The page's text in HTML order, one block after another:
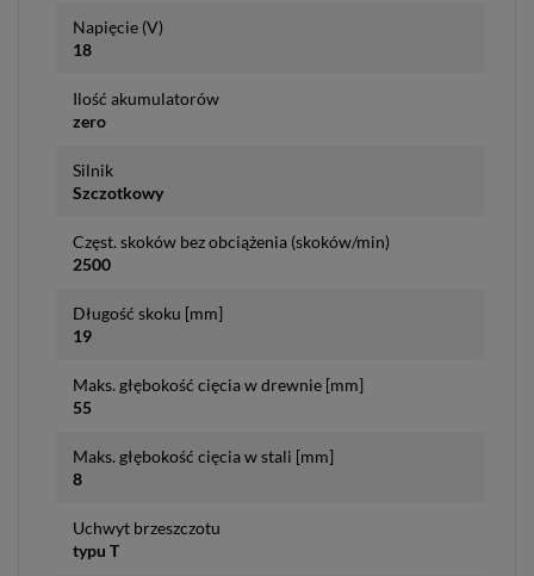
Napięcie (V)
18
Ilość akumulatorów
zero
Silnik
Szczotkowy
Częst. skoków bez obciążenia (skoków/min)
2500
Długość skoku [mm]
19
Maks. głębokość cięcia w drewnie [mm]
55
Maks. głębokość cięcia w stali [mm]
8
Uchwyt brzeszczotu
typu T